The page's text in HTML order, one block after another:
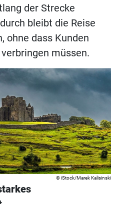
der Strecke
bleibt die Reise
ohne dass Kunden
müssen.
iStock/Marek Kalisinski